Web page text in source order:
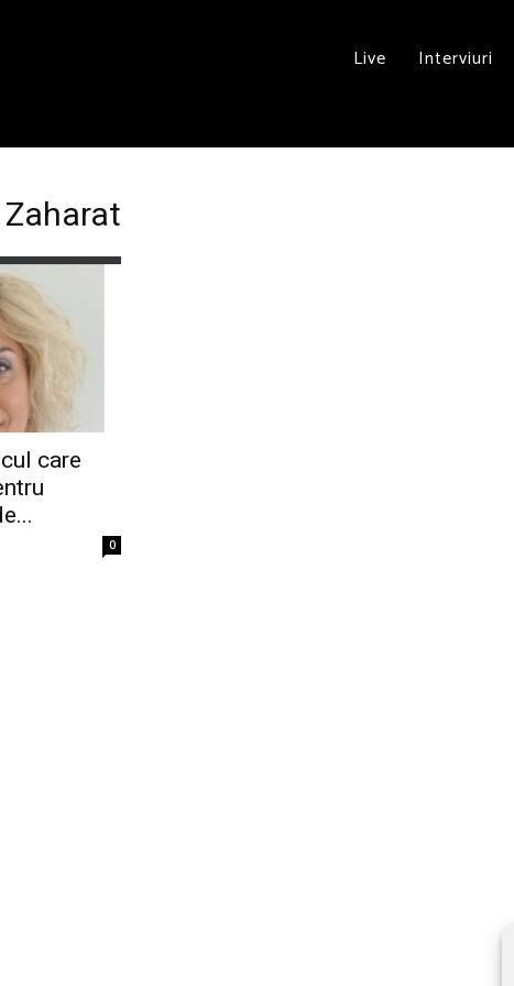
Live Interviuri
care
0